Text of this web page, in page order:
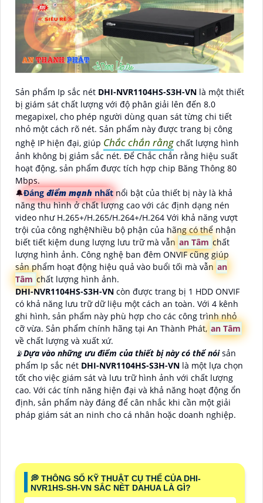
Sản phẩm Ip sắc nét DHI-NVR1104HS-S3H-VN là một thiết
bị giám sát chất lượng với độ phân giải lên đến 8.0
megapixel, cho phép người dùng quan sát từng chi tiết
nhỏ một cách rõ nét. Sản phẩm này được trang bị công
nghệ IP hiện đại, giúp Chắc chắn rằng chất lượng hình
ảnh không bị giảm sắc nét. Để Chắc chắn rằng hiệu suất
hoạt động, sản phẩm được tích hợp chip Băng Thông 80
Mbps.
🔔Đáng điểm mạnh nhất nổi bật của thiết bị này là khả
năng thu hình ở chất lượng cao với các định dạng nén
video như H.265+/H.265/H.264+/H.264 Với khả năng vượt
trội của công nghệNhiều bộ phận của hãng có thể nhận
biết tiết kiệm dung lượng lưu trữ mà vẫn an Tâm chất
lượng hình ảnh. Công nghệ ban đêm ONVIF cũng giúp
sản phẩm hoạt động hiệu quả vào buổi tối mà vẫn an
Tâm chất lượng hình ảnh.
DHI-NVR1104HS-S3H-VN còn được trang bị 1 HDD ONVIF
có khả năng lưu trữ dữ liệu một cách an toàn. Với 4 kênh
ghi hình, sản phẩm này phù hợp cho các công trình nhỏ
cỡ vừa. Sản phẩm chính hãng tại An Thành Phát, an Tâm
về chất lượng và xuất xứ.
📡Dựa vào những ưu điểm của thiết bị này có thể nóisản
phẩm Ip sắc nét DHI-NVR1104HS-S3H-VN là một lựa chọn
tốt cho việc giám sát và lưu trữ hình ảnh với chất lượng
cao. Với các tính năng hiện đại và khả năng hoạt động ổn
định, sản phẩm này đáng để cân nhắc khi cần một giải
pháp giám sát an ninh cho cá nhân hoặc doanh nghiệp.
️💭 THÔNG SỐ KỸ THUẬT CỤ THỂ CỦA DHI-
NVR1HS-SH-VN SẮC NÉT DAHUA LÀ GÌ?